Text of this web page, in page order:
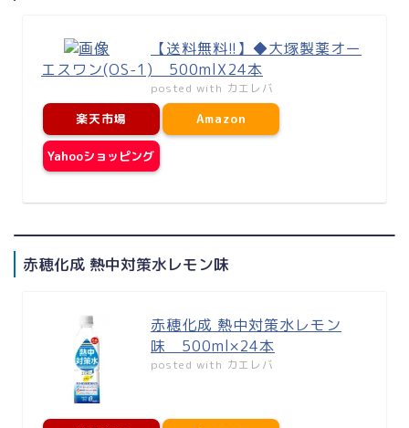
【送料無料!!】◆大塚製薬オー
エスワン(OS-1) 500mlX24本
posted with カエレバ
楽天市場 Amazon
Yahooショッピング
赤穂化成 熱中対策水レモン味
赤穂化成 熱中対策水レモン
味 500ml×24本
posted with カエレバ